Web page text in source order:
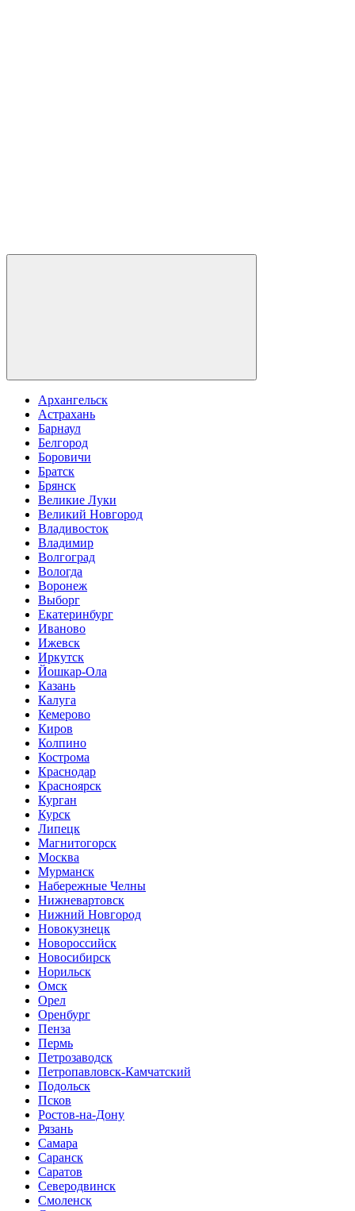
Архангельск
Астрахань
Барнаул
Белгород
Боровичи
Братск
Брянск
Великие Луки
Великий Новгород
Владивосток
Владимир
Волгоград
Вологда
Воронеж
Выборг
Екатеринбург
Иваново
Ижевск
Иркутск
Йошкар-Ола
Казань
Калуга
Кемерово
Киров
Колпино
Кострома
Краснодар
Красноярск
Курган
Курск
Липецк
Магнитогорск
Москва
Мурманск
Набережные Челны
Нижневартовск
Нижний Новгород
Новокузнецк
Новороссийск
Новосибирск
Норильск
Омск
Орел
Оренбург
Пенза
Пермь
Петрозаводск
Петропавловск-Камчатский
Подольск
Псков
Ростов-на-Дону
Рязань
Самара
Саранск
Саратов
Северодвинск
Смоленск